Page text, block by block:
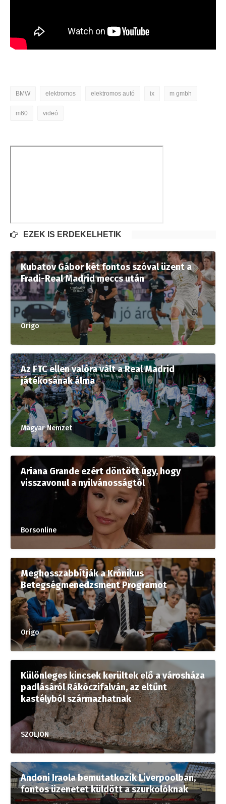
BMW elektromos elektromos autó ix m gmbh
m60 videó
EZEK IS ÉRDEKELHETIK
Kubatov Gábor két fontos szóval üzent a
Fradi-Real Madrid meccs után
Origo
Az FTC ellen valóra vált a Real Madrid
játékosának álma
Magyar Nemzet
Ariana Grande ezért döntött úgy, hogy
visszavonul a nyilvánosságtól
Borsonline
Meghosszabbítják a Krónikus
Betegségmenedzsment Programot
Origo
Különleges kincsek kerültek elő a városháza
padlásáról Rákóczifalván, az eltűnt
kastélyból származhatnak
SZOLJON
Andoni Iraola bemutatkozik Liverpoolban,
fontos üzenetet küldött a szurkolóknak